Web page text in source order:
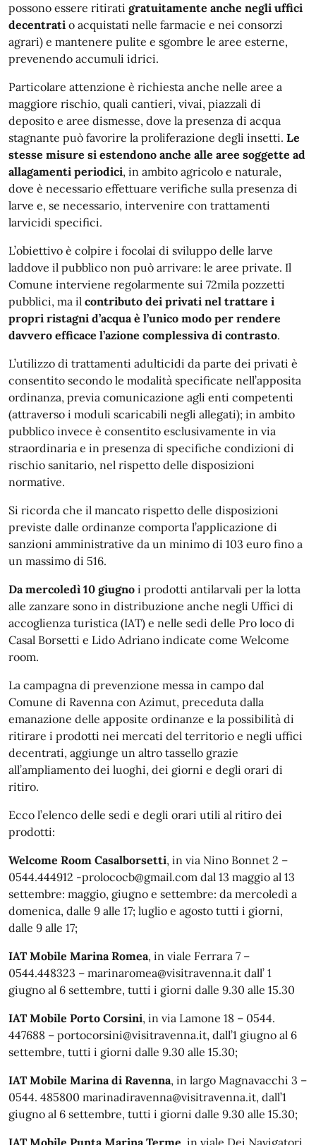
possono essere ritirati gratuitamente anche negli uffici
decentrati o acquistati nelle farmacie e nei consorzi
agrari) e mantenere pulite e sgombre le aree esterne,
prevenendo accumuli idrici.
Particolare attenzione è richiesta anche nelle aree a
maggiore rischio, quali cantieri, vivai, piazzali di
deposito e aree dismesse, dove la presenza di acqua
stagnante può favorire la proliferazione degli insetti. Le
stesse misure si estendono anche alle aree soggette ad
allagamenti periodici, in ambito agricolo e naturale,
dove è necessario effettuare verifiche sulla presenza di
larve e, se necessario, intervenire con trattamenti
larvicidi specifici.
L’obiettivo è colpire i focolai di sviluppo delle larve
laddove il pubblico non può arrivare: le aree private. Il
Comune interviene regolarmente sui 72mila pozzetti
pubblici, ma il contributo dei privati nel trattare i
propri ristagni d’acqua è l’unico modo per rendere
davvero efficace l’azione complessiva di contrasto.
L’utilizzo di trattamenti adulticidi da parte dei privati è
consentito secondo le modalità specificate nell’apposita
ordinanza, previa comunicazione agli enti competenti
(attraverso i moduli scaricabili negli allegati); in ambito
pubblico invece è consentito esclusivamente in via
straordinaria e in presenza di specifiche condizioni di
rischio sanitario, nel rispetto delle disposizioni
normative.
Si ricorda che il mancato rispetto delle disposizioni
previste dalle ordinanze comporta l’applicazione di
sanzioni amministrative da un minimo di 103 euro fino a
un massimo di 516.
Da mercoledì 10 giugno i prodotti antilarvali per la lotta
alle zanzare sono in distribuzione anche negli Uffici di
accoglienza turistica (IAT) e nelle sedi delle Pro loco di
Casal Borsetti e Lido Adriano indicate come Welcome
room.
La campagna di prevenzione messa in campo dal
Comune di Ravenna con Azimut, preceduta dalla
emanazione delle apposite ordinanze e la possibilità di
ritirare i prodotti nei mercati del territorio e negli uffici
decentrati, aggiunge un altro tassello grazie
all’ampliamento dei luoghi, dei giorni e degli orari di
ritiro.
Ecco l’elenco delle sedi e degli orari utili al ritiro dei
prodotti:
Welcome Room Casalborsetti, in via Nino Bonnet 2 –
0544.444912 -prolococb@gmail.com dal 13 maggio al 13
settembre: maggio, giugno e settembre: da mercoledì a
domenica, dalle 9 alle 17; luglio e agosto tutti i giorni,
dalle 9 alle 17;
IAT Mobile Marina Romea, in viale Ferrara 7 –
0544.448323 – marinaromea@visitravenna.it dall’ 1
giugno al 6 settembre, tutti i giorni dalle 9.30 alle 15.30
IAT Mobile Porto Corsini, in via Lamone 18 – 0544.
447688 – portocorsini@visitravenna.it, dall’1 giugno al 6
settembre, tutti i giorni dalle 9.30 alle 15.30;
IAT Mobile Marina di Ravenna, in largo Magnavacchi 3 –
0544. 485800 marinadiravenna@visitravenna.it, dall’1
giugno al 6 settembre, tutti i giorni dalle 9.30 alle 15.30;
IAT Mobile Punta Marina Terme , in viale Dei Navigatori